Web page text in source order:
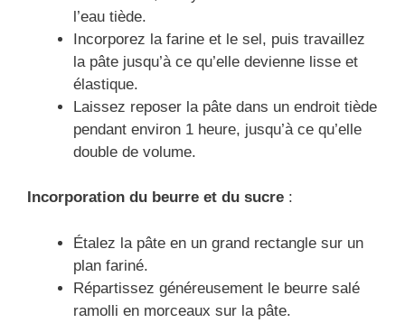
l’eau tiède.
Incorporez la farine et le sel, puis travaillez
la pâte jusqu’à ce qu’elle devienne lisse et
élastique.
Laissez reposer la pâte dans un endroit tiède
pendant environ 1 heure, jusqu’à ce qu’elle
double de volume.
Incorporation du beurre et du sucre :
Étalez la pâte en un grand rectangle sur un
plan fariné.
Répartissez généreusement le beurre salé
ramolli en morceaux sur la pâte.